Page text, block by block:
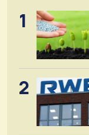
1
2